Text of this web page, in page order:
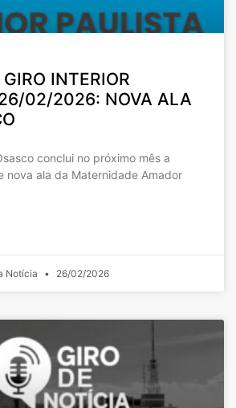
INTERIOR
02/2026: NOVA ALA
conclui no próximo mês a
nova ala da Maternidade Amador
Notícia 26/02/2026